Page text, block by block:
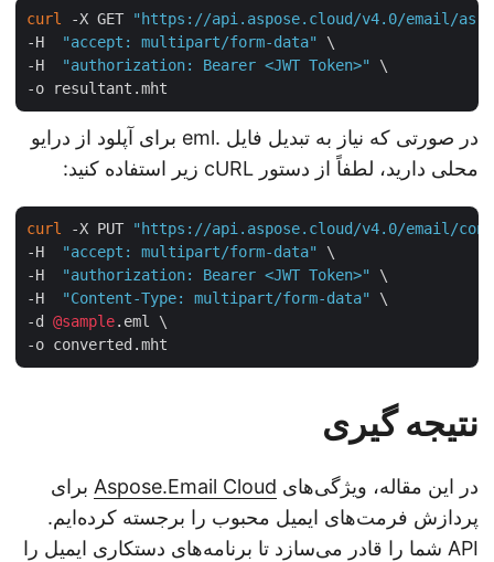
curl -X GET "https://api.aspose.cloud/v4.0/email/as-
-H "accept: multipart/form-data" \
-H "authorization: Bearer <JWT Token>" \
در صورتی که نیاز به تبدیل فایل .eml برای آپلود از درایو
محلی دارید، لطفاً از دستور cURL زیر استفاده کنید:
curl -X PUT "https://api.aspose.cloud/v4.0/email/
-H "accept: multipart/form-data" \
-H "authorization: Bearer <JWT Token>" \
-H "Content-Type: multipart/form-data" \
-d @sample.eml \
نتیجه گیری
در این مقاله، ویژگی‌هایAspose.Email Cloudبرای
پردازش فرمت‌های ایمیل محبوب را برجسته کرده‌ایم.
API شما را قادر می‌سازد تا برنامه‌های دستکاری ایمیل را